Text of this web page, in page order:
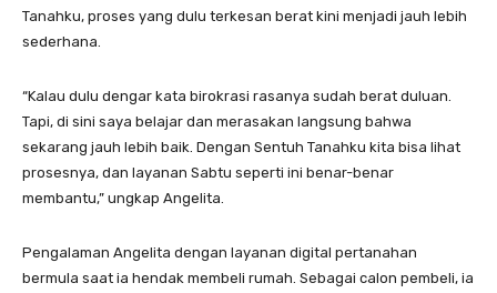
Tanahku, proses yang dulu terkesan berat kini menjadi jauh lebih
sederhana.
“Kalau dulu dengar kata birokrasi rasanya sudah berat duluan.
Tapi, di sini saya belajar dan merasakan langsung bahwa
sekarang jauh lebih baik. Dengan Sentuh Tanahku kita bisa lihat
prosesnya, dan layanan Sabtu seperti ini benar-benar
membantu,” ungkap Angelita.
Pengalaman Angelita dengan layanan digital pertanahan
bermula saat ia hendak membeli rumah. Sebagai calon pembeli, ia